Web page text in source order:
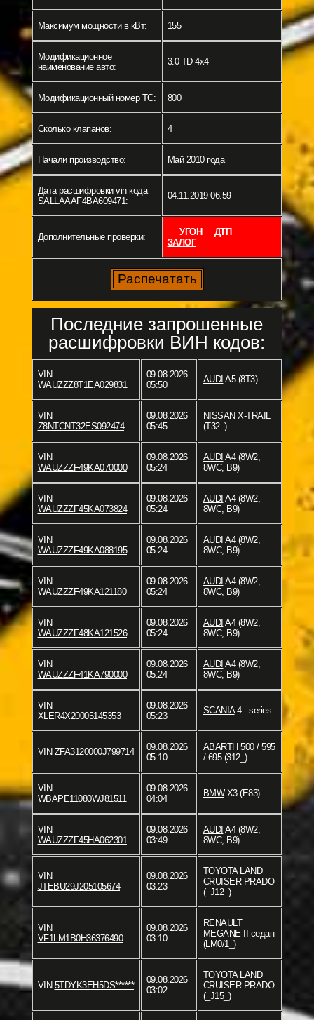
Максимум мощности в кВт: 155
Модификационное
наименование авто:
3.0 TD 4x4
Модификационный номер ТС: 800
Сколько клапанов: 4
Начали производство: Май 2010 года
Дата расшифровки vin кода
SALLAAAF4BA609471:
04.11.2019 06:59
Дополнительные проверки: УГОН
ДТП
ЗАЛОГ
Последние запрошенные
расшифровки ВИН кодов:
VIN
WAUZZZ8T1EA029831
09.08.2026
05:50
AUDI A5 (8T3)
VIN
Z8NTCNT32ES092474
09.08.2026
05:45
NISSANX-TRAIL
(T32_)
VIN
WAUZZZF49KA070000
09.08.2026
05:24
AUDI A4 (8W2,
8WC, B9)
VIN
WAUZZZF45KA073824
09.08.2026
05:24
AUDI A4 (8W2,
8WC, B9)
VIN
WAUZZZF49KA088195
09.08.2026
05:24
AUDI A4 (8W2,
8WC, B9)
VIN
WAUZZZF49KA121180
09.08.2026
05:24
AUDI A4 (8W2,
8WC, B9)
VIN
WAUZZZF48KA121526
09.08.2026
05:24
AUDI A4 (8W2,
8WC, B9)
VIN
WAUZZZF41KA790000
09.08.2026
05:24
AUDI A4 (8W2,
8WC, B9)
VIN
XLER4X20005145353
09.08.2026
05:23
SCANIA4 - series
VIN ZFA3120000J799714
09.08.2026
05:10
ABARTH500 / 595
/ 695 (312_)
VIN
WBAPE11080WJ81511
09.08.2026
04:04
BMWX3 (E83)
VIN
WAUZZZF45HA062301
09.08.2026
03:49
AUDI A4 (8W2,
8WC, B9)
VIN
JTEBU29J205105674
09.08.2026
03:23
TOYOTALAND
CRUISER PRADO
(_J12_)
VIN
VF1LM1B0H36376490
09.08.2026
03:10
RENAULT
MEGANE II седан
(LM0/1_)
VIN 5TDYK3EH5DS******
09.08.2026
03:02
TOYOTALAND
CRUISER PRADO
(_J15_)